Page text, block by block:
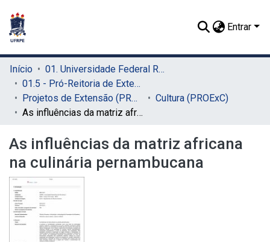
Entrar
Início
01. Universidade Federal Rural de Pernambuco - UFRPE (Sede)
01.5 - Pró-Reitoria de Extensão, Cultura e Cidadania (PROExC)
Projetos de Extensão (PROExC)
Cultura (PROExC)
As influências da matriz africana na culinária pernambucana
As influências da matriz africana
na culinária pernambucana